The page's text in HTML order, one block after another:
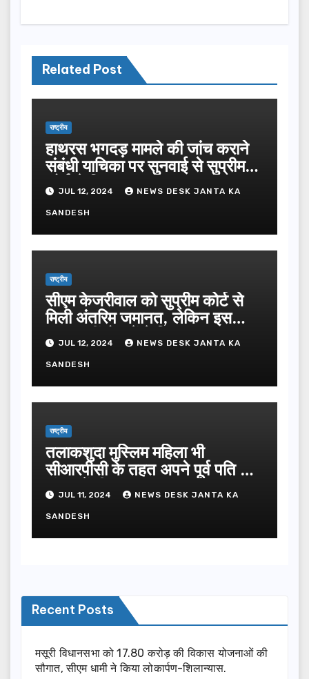
Related Post
राष्ट्रीय
हाथरस भगदड़ मामले की जांच कराने
संबंधी याचिका पर सुनवाई से सुप्रीम
कोर्ट ने किया इनकार
JUL 12, 2024 NEWS DESK JANTA KA
SANDESH
राष्ट्रीय
सीएम केजरीवाल को सुप्रीम कोर्ट से
मिली अंतरिम जमानत, लेकिन इस
वजह नहीं हो सकेंगे रिहा
JUL 12, 2024 NEWS DESK JANTA KA
SANDESH
राष्ट्रीय
तलाकशुदा मुस्लिम महिला भी
सीआरपीसी के तहत अपने पूर्व पति से
मांग सकेंगी गुजारा भत्ता
JUL 11, 2024 NEWS DESK JANTA KA
SANDESH
Recent Posts
मसूरी विधानसभा को 17.80 करोड़ की विकास योजनाओं की
सौगात, सीएम धामी ने किया लोकार्पण-शिलान्यास.